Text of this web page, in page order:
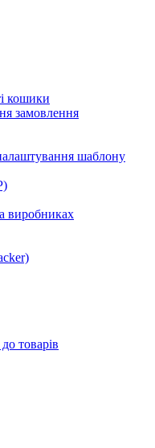
кошики
замовлення
шаблону
виробниках
товарів